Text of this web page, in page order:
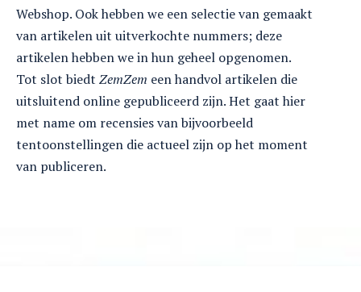
Webshop. Ook hebben we een selectie van gemaakt
van artikelen uit uitverkochte nummers; deze
artikelen hebben we in hun geheel opgenomen.
Tot slot biedt ZemZem een handvol artikelen die
uitsluitend online gepubliceerd zijn. Het gaat hier
met name om recensies van bijvoorbeeld
tentoonstellingen die actueel zijn op het moment
van publiceren.